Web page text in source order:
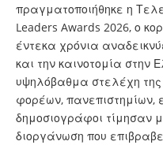
πραγματοποιήθηκε η
Leaders Awards 2026, ο
έντεκα χρόνια
και την καινοτομία
υψηλόβαθμα στελέχη της
φορέων, πανεπιστημίων,
δημοσιογράφοι τίμησαν
διοργάνωση που